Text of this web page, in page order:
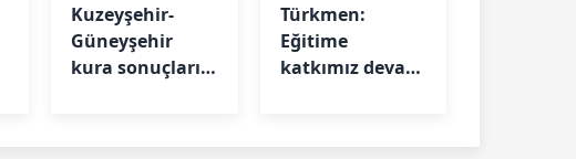
Kuzeyşehir-
Güneyşehir
kura sonuçları
Türkmen:
Eğitime
katkımız devam